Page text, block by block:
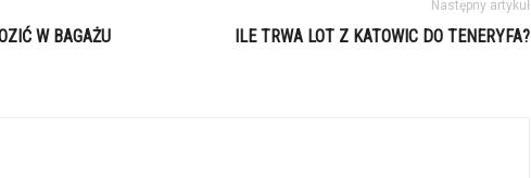
W BAGAŻU
Następny artykuł
ILE TRWA LOT Z KATOWIC DO TENERYFA?